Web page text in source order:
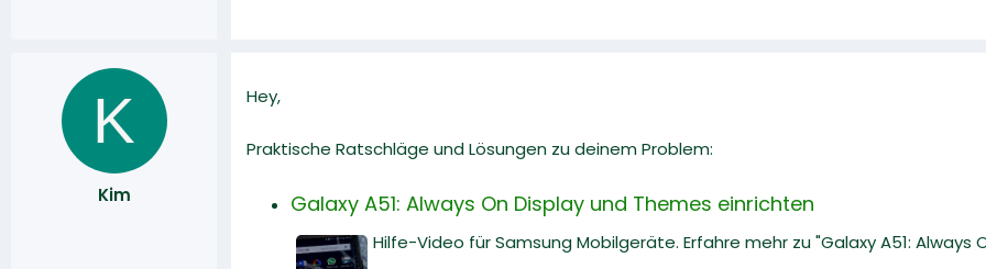
K
Kim
Hey,
Praktische Ratschläge und Lösungen zu deinem Problem:
Galaxy A51: Always On Display und Themes einrichten
Hilfe-Video für Samsung Mobilgeräte. Erfahre mehr zu "Galaxy A51: